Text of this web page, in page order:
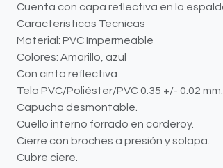
Cuenta con capa reflectiva en la
Caracteristicas Tecnicas
Material: PVC Impermeable
Colores: Amarillo, azul
Con cinta reflectiva
Tela PVC/Poliéster/PVC 0.35 +/- 0.02 mm.
Capucha desmontable.
Cuello interno forrado en corderoy.
Cierre con broches a presión y solapa.
Cubre ciere.